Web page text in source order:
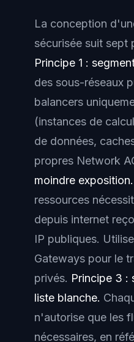
La conception
sécurisée suit sept
Principe 1 :
des sous-réseaux
balancers
(instances de
de données,
propres Network
moindre exposition.
ressources
depuis internet
IP publiques.
Gateways pour le
privés. Principe 3 :
liste blanche.
n'autorise que les
nécessaires, en